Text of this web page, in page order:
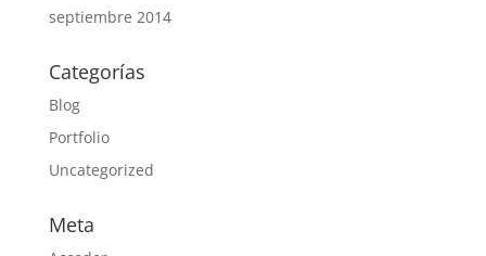
septiembre 2014
Categorías
Blog
Portfolio
Uncategorized
Meta